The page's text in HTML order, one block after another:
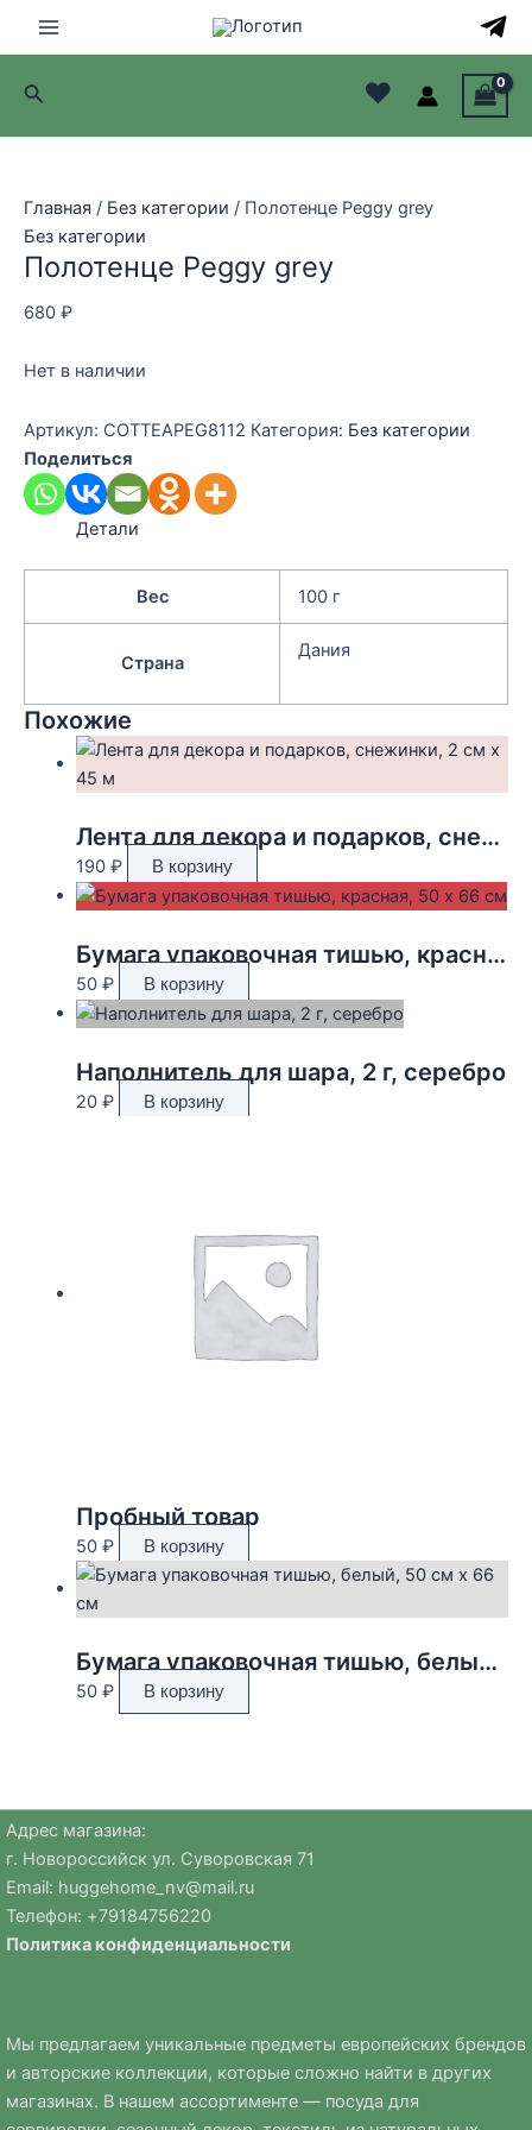
Main
Menu
Поиск ♥
Главная / Без категории / Полотенце Peggy grey
Без категории
Полотенце Peggy grey
680 ₽
Нет в наличии
Артикул: COTTEAPEG8112 Категория: Без категории
Поделиться
Детали
Вес 100 г
Страна
Дания
Похожие
Лента для декора и подарков, снежинки, 2 см х 45 м
190 ₽ В корзину
Бумага упаковочная тишью, красная, 50 х 66 см
50 ₽ В корзину
Наполнитель для шара, 2 г, серебро
20 ₽ В корзину
Пробный товар
50 ₽ В корзину
Бумага упаковочная тишью, белый, 50 см х 66 см
50 ₽ В корзину
Адрес магазина:
г. Новороссийск ул. Суворовская 71
Email: huggehome_nv@mail.ru
Телефон: +79184756220
Политика конфиденциальности
Мы предлагаем уникальные предметы европейских брендов
и авторские коллекции, которые сложно найти в других
магазинах. В нашем ассортименте — посуда для